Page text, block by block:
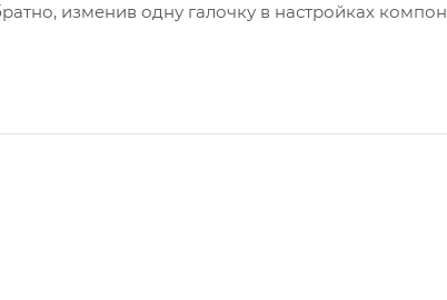
изменив одну галочку в настройках